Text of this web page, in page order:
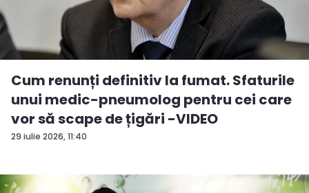
29 iulie 2026, 11:40
Cum renunți definitiv la fumat. Sfaturile
unui medic-pneumolog pentru cei care
vor să scape de țigări -VIDEO